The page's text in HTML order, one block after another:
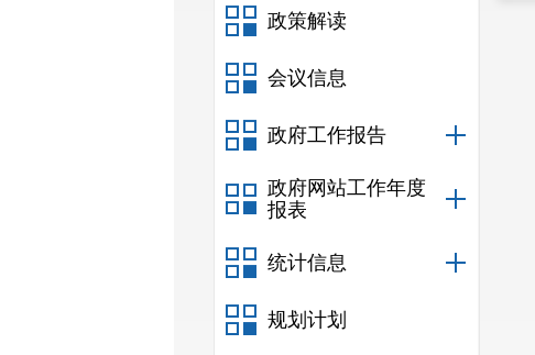
政策解读
会议信息
政府工作报告
政府网站工作年度
报表
统计信息
规划计划